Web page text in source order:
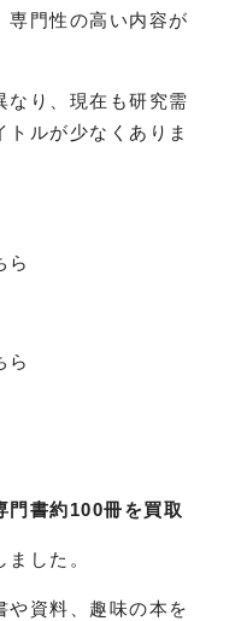
専門性の高い内容が
なり、現在も研究需
ルが少なくありま
ら
ら
門書約100冊を買取
した。
や資料、趣味の本を